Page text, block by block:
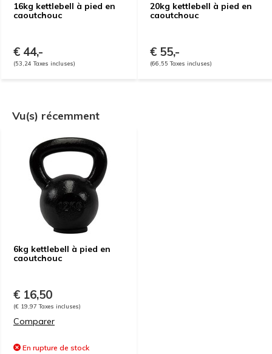
16kg kettlebell à pied en
caoutchouc
€ 44,-
(53,24 Taxes incluses)
20kg kettlebell à pied en
caoutchouc
€ 55,-
(66,55 Taxes incluses)
Vu(s) récemment
6kg kettlebell à pied en
caoutchouc
€ 16,50
(€ 19,97 Taxes incluses)
Comparer
En rupture de stock